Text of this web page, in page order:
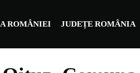
ROMÂNIEI JUDEȚE ROMÂNIA